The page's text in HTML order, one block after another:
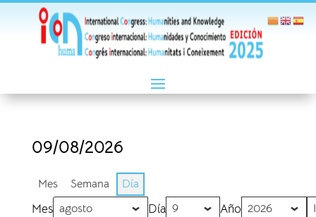
09/08/2026
Mes Semana Día
Mes Día Año